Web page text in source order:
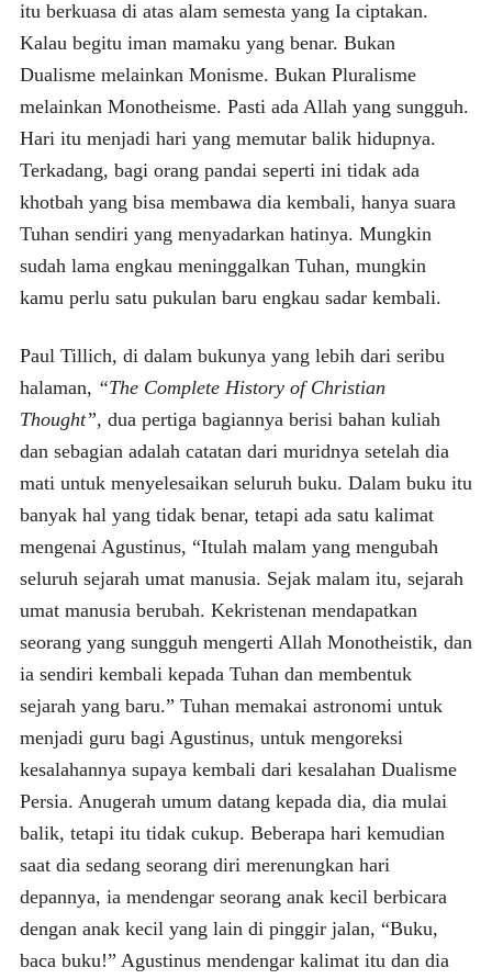
itu berkuasa di atas alam semesta yang Ia ciptakan.
Kalau begitu iman mamaku yang benar. Bukan
Dualisme melainkan Monisme. Bukan Pluralisme
melainkan Monotheisme. Pasti ada Allah yang sungguh.
Hari itu menjadi hari yang memutar balik hidupnya.
Terkadang, bagi orang pandai seperti ini tidak ada
khotbah yang bisa membawa dia kembali, hanya suara
Tuhan sendiri yang menyadarkan hatinya. Mungkin
sudah lama engkau meninggalkan Tuhan, mungkin
kamu perlu satu pukulan baru engkau sadar kembali.
Paul Tillich, di dalam bukunya yang lebih dari seribu
halaman, “The Complete History of Christian
Thought”, dua pertiga bagiannya berisi bahan kuliah
dan sebagian adalah catatan dari muridnya setelah dia
mati untuk menyelesaikan seluruh buku. Dalam buku itu
banyak hal yang tidak benar, tetapi ada satu kalimat
mengenai Agustinus, “Itulah malam yang mengubah
seluruh sejarah umat manusia. Sejak malam itu, sejarah
umat manusia berubah. Kekristenan mendapatkan
seorang yang sungguh mengerti Allah Monotheistik, dan
ia sendiri kembali kepada Tuhan dan membentuk
sejarah yang baru.” Tuhan memakai astronomi untuk
menjadi guru bagi Agustinus, untuk mengoreksi
kesalahannya supaya kembali dari kesalahan Dualisme
Persia. Anugerah umum datang kepada dia, dia mulai
balik, tetapi itu tidak cukup. Beberapa hari kemudian
saat dia sedang seorang diri merenungkan hari
depannya, ia mendengar seorang anak kecil berbicara
dengan anak kecil yang lain di pinggir jalan, “Buku,
baca buku!” Agustinus mendengar kalimat itu dan dia